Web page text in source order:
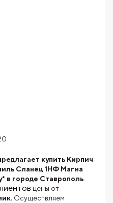
купить Кирпич
Сланец 1НФ Магма
в городе Ставрополь.
цены от
Осуществляем